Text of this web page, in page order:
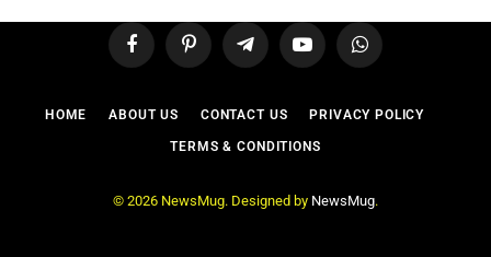
FacebookPinterest TelegramYouTubeWhatsApp
HOME ABOUT US CONTACT US PRIVACY POLICY
TERMS & CONDITIONS
© 2026 NewsMug. Designed by NewsMug.